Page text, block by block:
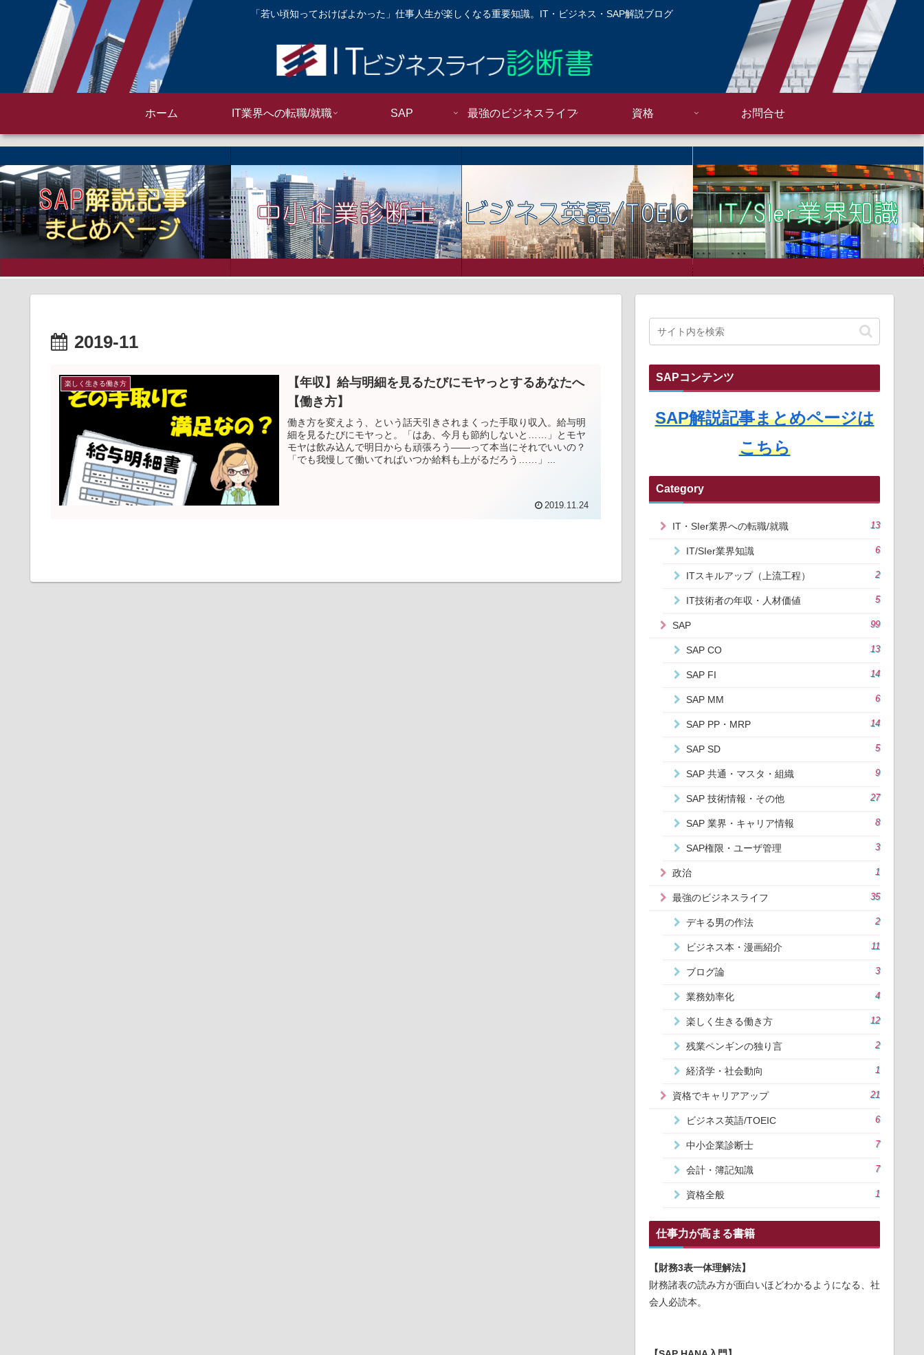
「若い頃知っておけばよかった」仕事人生が楽しくなる重要知識。IT・ビジネス・SAP解説ブログ
ホーム IT業界への転職/就職 SAP 最強のビジネスライフ 資格 お問合せ
2019-11
楽しく生きる働き方
【年収】給与明細を見るたびにモヤっとするあなたへ
【働き方】
働き方を変えよう、という話天引きされまくった手取り収入。給与明
細を見るたびにモヤっと。「はあ、今月も節約しないと……」とモヤ
モヤは飲み込んで明日からも頑張ろう――って本当にそれでいいの？
「でも我慢して働いてればいつか給料も上がるだろう……」...
2019.11.24
SAPコンテンツ
SAP解説記事まとめページは
こちら
Category
IT・SIer業界への転職/就職 13
IT/SIer業界知識 6
ITスキルアップ（上流工程） 2
IT技術者の年収・人材価値 5
SAP 99
SAP CO 13
SAP FI 14
SAP MM 6
SAP PP・MRP 14
SAP SD 5
SAP 共通・マスタ・組織 9
SAP 技術情報・その他 27
SAP 業界・キャリア情報 8
SAP権限・ユーザ管理 3
政治 1
最強のビジネスライフ 35
デキる男の作法 2
ビジネス本・漫画紹介 11
ブログ論 3
業務効率化 4
楽しく生きる働き方 12
残業ペンギンの独り言 2
経済学・社会動向 1
資格でキャリアアップ 21
ビジネス英語/TOEIC 6
中小企業診断士 7
会計・簿記知識 7
資格全般 1
仕事力が高まる書籍
【財務3表一体理解法】
財務諸表の読み方が面白いほどわかるようになる、社
会人必読本。